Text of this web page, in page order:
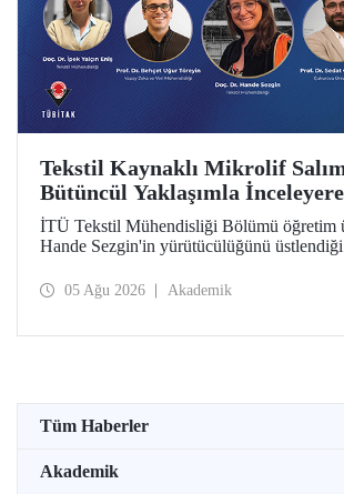
Tekstil Kaynaklı Mikrolif
Bütüncül Yaklaşımla
Azaltım Stratejileri
TÜBİTAK Desteği
İTÜ Tekstil Mühendisliği Bölümü öğretim
Hande Sezgin'in yürütücülüğünü
Koşullarına Bağlı Mikrolif Salımı:
05 Ağu 2026 Akademik
Tüm Haberler
Akademik